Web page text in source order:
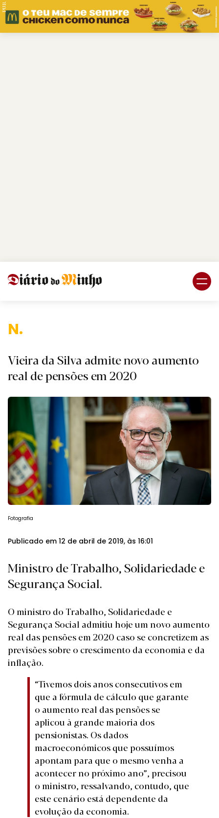
PUB.
Naci
Vieira da Silva admite novo aumento
real de pensões em 2020
Fotografia
Publicado em 12 de abril de 2019, às 16:01
Ministro de Trabalho, Solidariedade e
Segurança Social.
O ministro do Trabalho, Solidariedade e
Segurança Social admitiu hoje um novo aumento
real das pensões em 2020 caso se concretizem as
previsões sobre o crescimento da economia e da
inflação.
“Tivemos dois anos consecutivos em
que a fórmula de cálculo que garante
o aumento real das pensões se
aplicou à grande maioria dos
pensionistas. Os dados
macroeconómicos que possuímos
apontam para que o mesmo venha a
acontecer no próximo ano”, precisou
o ministro, ressalvando, contudo, que
este cenário está dependente da
evolução da economia.